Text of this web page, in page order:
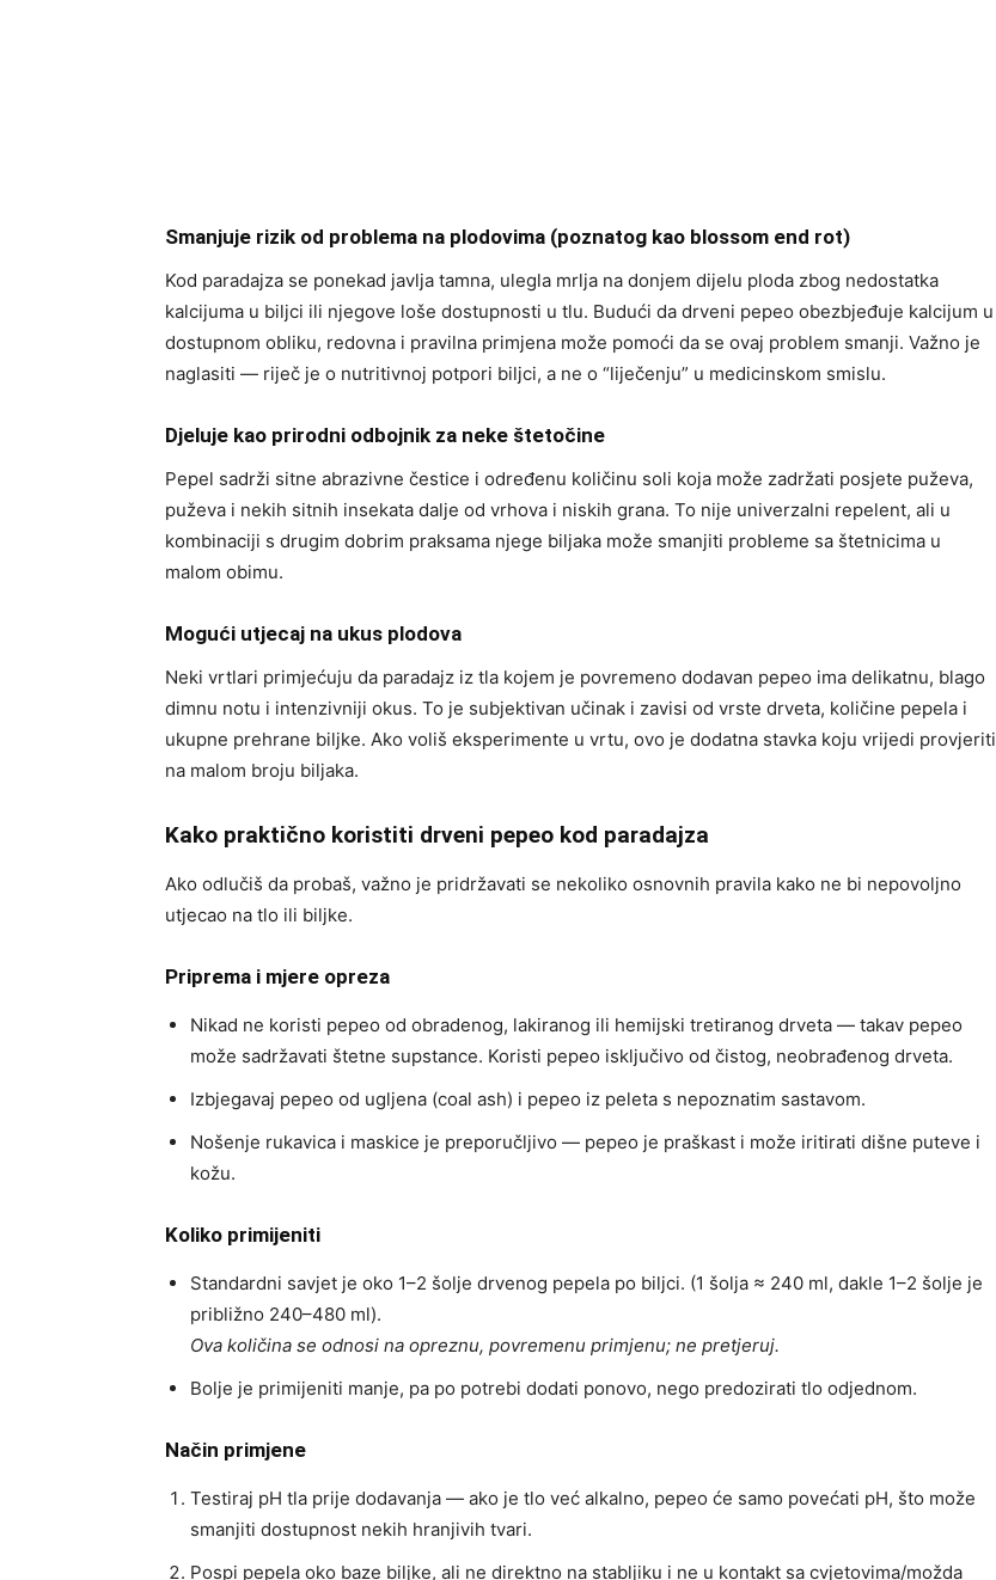
Smanjuje rizik od problema na plodovima (poznatog kao blossom end rot)
Kod paradajza se ponekad javlja tamna, ulegla mrlja na donjem dijelu ploda zbog nedostatka
kalcijuma u biljci ili njegove loše dostupnosti u tlu. Budući da drveni pepeo obezbjeđuje kalcijum u
dostupnom obliku, redovna i pravilna primjena može pomoći da se ovaj problem smanji. Važno je
naglasiti — riječ je o nutritivnoj potpori biljci, a ne o “liječenju” u medicinskom smislu.
Djeluje kao prirodni odbojnik za neke štetočine
Pepel sadrži sitne abrazivne čestice i određenu količinu soli koja može zadržati posjete puževa,
puževa i nekih sitnih insekata dalje od vrhova i niskih grana. To nije univerzalni repelent, ali u
kombinaciji s drugim dobrim praksama njege biljaka može smanjiti probleme sa štetnicima u
malom obimu.
Mogući utjecaj na ukus plodova
Neki vrtlari primjećuju da paradajz iz tla kojem je povremeno dodavan pepeo ima delikatnu, blago
dimnu notu i intenzivniji okus. To je subjektivan učinak i zavisi od vrste drveta, količine pepela i
ukupne prehrane biljke. Ako voliš eksperimente u vrtu, ovo je dodatna stavka koju vrijedi provjeriti
na malom broju biljaka.
Kako praktično koristiti drveni pepeo kod paradajza
Ako odlučiš da probaš, važno je pridržavati se nekoliko osnovnih pravila kako ne bi nepovoljno
utjecao na tlo ili biljke.
Priprema i mjere opreza
Nikad ne koristi pepeo od obradenog, lakiranog ili hemijski tretiranog drveta — takav pepeo
može sadržavati štetne supstance. Koristi pepeo isključivo od čistog, neobrađenog drveta.
Izbjegavaj pepeo od ugljena (coal ash) i pepeo iz peleta s nepoznatim sastavom.
Nošenje rukavica i maskice je preporučljivo — pepeo je praškast i može iritirati dišne puteve i
kožu.
Koliko primijeniti
Standardni savjet je oko 1–2 šolje drvenog pepela po biljci. (1 šolja ≈ 240 ml, dakle 1–2 šolje je
približno 240–480 ml).
Ova količina se odnosi na opreznu, povremenu primjenu; ne pretjeruj.
Bolje je primijeniti manje, pa po potrebi dodati ponovo, nego predozirati tlo odjednom.
Način primjene
Testiraj pH tla prije dodavanja — ako je tlo već alkalno, pepeo će samo povećati pH, što može
smanjiti dostupnost nekih hranjivih tvari.
Pospi pepela oko baze biljke, ali ne direktno na stabljiku i ne u kontakt sa cvjetovima/možda